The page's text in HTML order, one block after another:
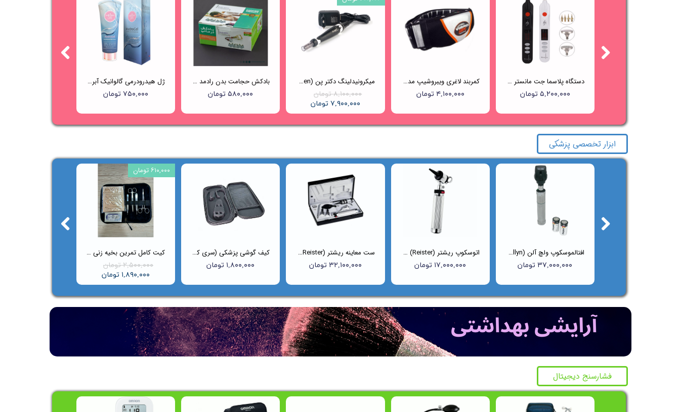
ژل هیدرودرمی گالوانیک آبرسان هایلایف (HIGHLIFE)
۷۵۰,۰۰۰ تومان
بادکش حجامت بدن رادمد - 12 لیوانه
۵۸۰,۰۰۰ تومان
میکرونیدلینگ دکتر پن (Dr.pen) مدل A7
۸,۱۰۰,۰۰۰ تومان
۷,۹۰۰,۰۰۰ تومان
کمربند لاغری ویبروشیپ مدل GPE601
۴,۱۰۰,۰۰۰ تومان
دستگاه پلاسما جت مانستر Beauty Monster
۵,۲۰۰,۰۰۰ تومان
کیت کامل تمرین بخیه‌ زنی Suture Master
۲,۵۰۰,۰۰۰ تومان
۱,۸۹۰,۰۰۰ تومان
۶۱۰,۰۰۰ تومان
کیف گوشی پزشکی (سری کلاسیک)
۱,۸۰۰,۰۰۰ تومان
ست معاینه ریشتر (Reister) مدل 2050
۳۲,۱۰۰,۰۰۰ تومان
اتوسکوپ ریشتر (Reister) مدل Uni-I کد 2010
۱۷,۰۰۰,۰۰۰ تومان
افتالموسکوپ ولچ آلن (Welch Allyn) مدل 11710
۳۷,۰۰۰,۰۰۰ تومان
ابزار تخصصی پزشکی
فشارسنج دیجیتال